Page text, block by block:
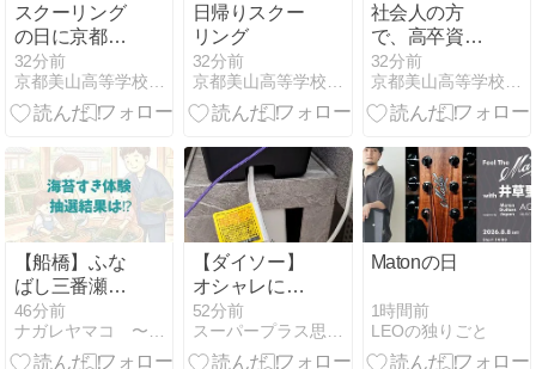
スクーリング
の日に京都観
光をするのも
いいですね
32分前
京都美山高等学校 保健体育科 担当教員のつぶやき
日帰りスクー
リング
32分前
京都美山高等学校 国語科 担当教員のつぶやき
社会人の方
で、高卒資格
取得を目指し
ている方
32分前
京都美山高等学校 地歴公民科 担当教員のつぶやき
【船橋】ふな
ばし三番瀬の
海苔すき体験
に実際に行っ
てみた結果
46分前
ナガレヤマコ 〜千葉県流山市での暮らし〜
【ダイソー】
オシャレにル
ーターを隠す
技
52分前
スーパープラス思考のハッピーライフ
Matonの日
1時間前
LEOの独りごと